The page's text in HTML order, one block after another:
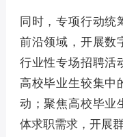
同时，专项行动统
前沿领域，开展数
行业性专场招聘活
高校毕业生较集中
动；聚焦高校毕业
体求职需求，开展